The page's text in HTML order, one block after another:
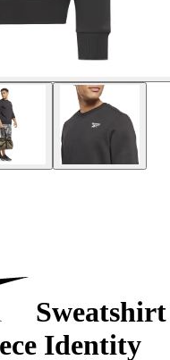
Sweatshirt
Identity